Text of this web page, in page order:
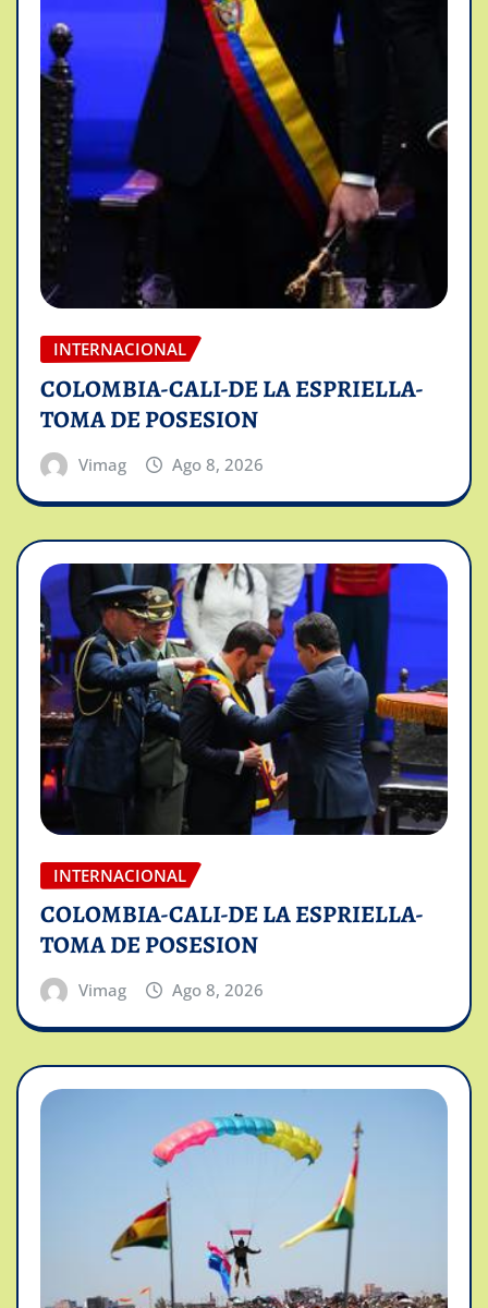
INTERNACIONAL
COLOMBIA-CALI-DE LA ESPRIELLA-
TOMA DE POSESION
Vimag Ago 8, 2026
INTERNACIONAL
COLOMBIA-CALI-DE LA ESPRIELLA-
TOMA DE POSESION
Vimag Ago 8, 2026